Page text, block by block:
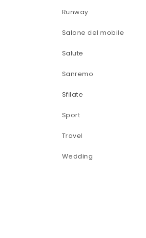
Runway
Salone del mobile
Salute
Sanremo
Sfilate
Sport
Travel
Wedding